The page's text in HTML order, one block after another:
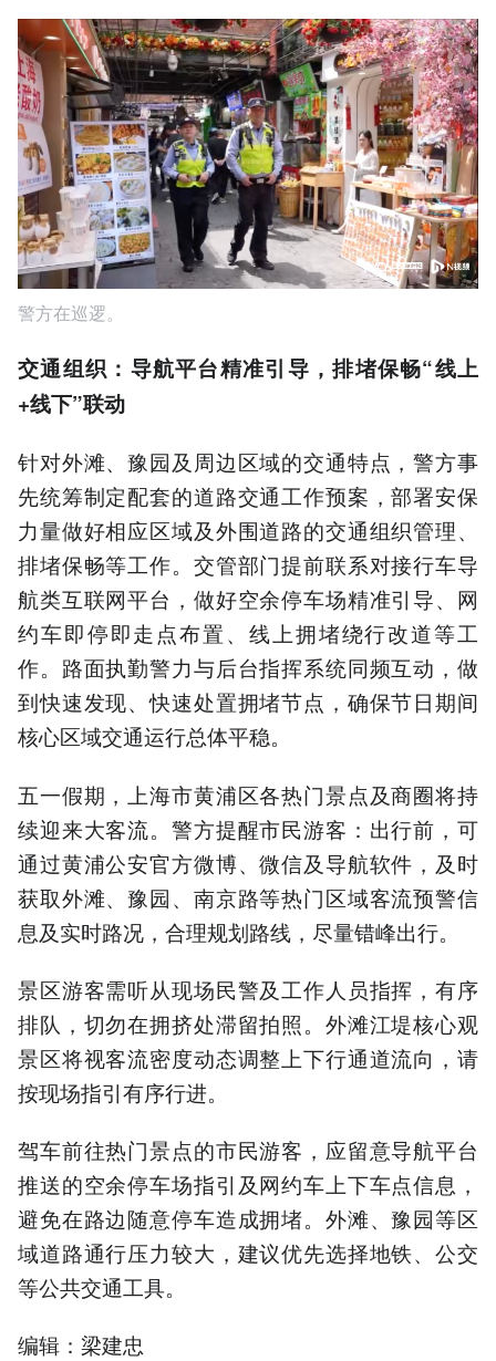
警方在巡逻。
交通组织：导航平台精准引导，排堵保畅“线上
+线下”联动
针对外滩、豫园及周边区域的交通特点，警方事
先统筹制定配套的道路交通工作预案，部署安保
力量做好相应区域及外围道路的交通组织管理、
排堵保畅等工作。交管部门提前联系对接行车导
航类互联网平台，做好空余停车场精准引导、网
约车即停即走点布置、线上拥堵绕行改道等工
作。路面执勤警力与后台指挥系统同频互动，做
到快速发现、快速处置拥堵节点，确保节日期间
核心区域交通运行总体平稳。
五一假期，上海市黄浦区各热门景点及商圈将持
续迎来大客流。警方提醒市民游客：出行前，可
通过黄浦公安官方微博、微信及导航软件，及时
获取外滩、豫园、南京路等热门区域客流预警信
息及实时路况，合理规划路线，尽量错峰出行。
景区游客需听从现场民警及工作人员指挥，有序
排队，切勿在拥挤处滞留拍照。外滩江堤核心观
景区将视客流密度动态调整上下行通道流向，请
按现场指引有序行进。
驾车前往热门景点的市民游客，应留意导航平台
推送的空余停车场指引及网约车上下车点信息，
避免在路边随意停车造成拥堵。外滩、豫园等区
域道路通行压力较大，建议优先选择地铁、公交
等公共交通工具。
编辑：梁建忠